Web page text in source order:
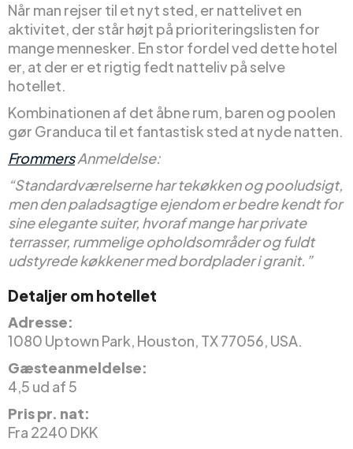
Når man rejser til et nyt sted, er nattelivet en
aktivitet, der står højt på prioriteringslisten for
mange mennesker. En stor fordel ved dette hotel
er, at der er et rigtig fedt natteliv på selve
hotellet.
Kombinationen af det åbne rum, baren og poolen
gør Granduca til et fantastisk sted at nyde natten.
FrommersAnmeldelse:
“Standardværelserne har tekøkken og pooludsigt,
men den paladsagtige ejendom er bedre kendt for
sine elegante suiter, hvoraf mange har private
terrasser, rummelige opholdsområder og fuldt
udstyrede køkkener med bordplader i granit.”
Detaljer om hotellet
Adresse:
1080 Uptown Park, Houston, TX 77056, USA.
Gæsteanmeldelse:
4,5 ud af 5
Pris pr. nat:
Fra 2240 DKK